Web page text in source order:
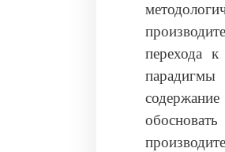
перехода
парадигмы